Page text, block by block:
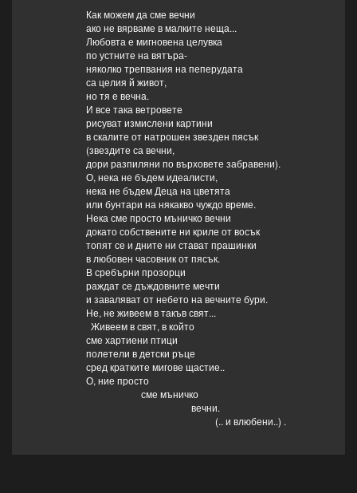
Как можем да сме вечни
ако не вярваме в малките неща...
Любовта е мигновена целувка
по устните на вятъра-
няколко трепвания на пеперудата
са целия й живот,
но тя е вечна.
И все така ветровете
рисуват измислени картини
в скалите от натрошен звезден пясък
(звездите са вечни,
дори разпиляни по върховете забравени).
О, нека не бъдем идеалисти,
нека не бъдем Деца на цветята
или бунтари на някакво чуждо време.
Нека сме просто мъничко вечни
докато собствените ни криле от восък
топят се и дните ни стават прашинки
в любовен часовник от пясък.
В сребърни прозорци
раждат се дъждовните мечти
и заваляват от небето на вечните бури.
Не, не живеем в такъв свят...
Живеем в свят, в който
сме хартиени птици
полетели в детски ръце
сред кратките мигове щастие..
О, ние просто
сме мъничко
вечни.
(.. и влюбени..) .